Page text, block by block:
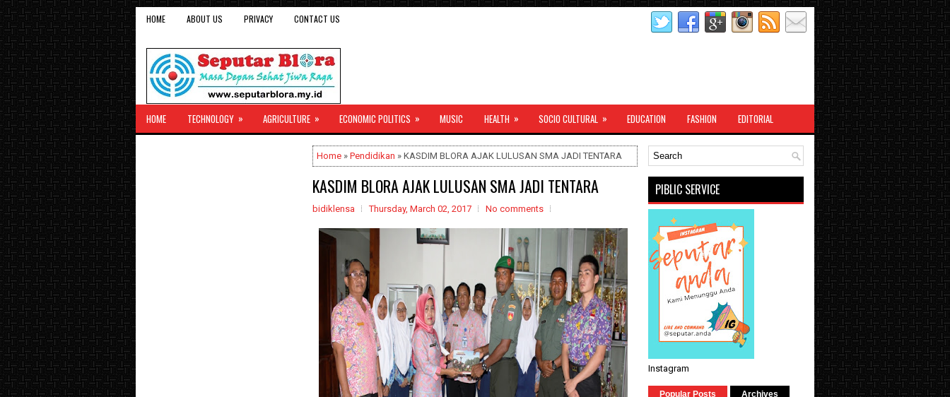
HOME ABOUT US PRIVACY CONTACT US
HOME TECHNOLOGY » AGRICULTURE » ECONOMIC POLITICS » MUSIC HEALTH » SOCIO CULTURAL » EDUCATION FASHION EDITORIAL
Home » Pendidikan » KASDIM BLORA AJAK LULUSAN SMA JADI TENTARA
KASDIM BLORA AJAK LULUSAN SMA JADI TENTARA
bidiklensa Thursday, March 02, 2017 No comments
PIBLIC SERVICE
Instagram
Popular Posts Archives